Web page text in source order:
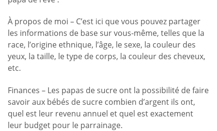
À propos de moi – C’est ici que vous pouvez partager
les informations de base sur vous-même, telles que la
race, l’origine ethnique, l’âge, le sexe, la couleur des
yeux, la taille, le type de corps, la couleur des cheveux,
etc.
Finances – Les papas de sucre ont la possibilité de faire
savoir aux bébés de sucre combien d’argent ils ont,
quel est leur revenu annuel et quel est exactement
leur budget pour le parrainage.